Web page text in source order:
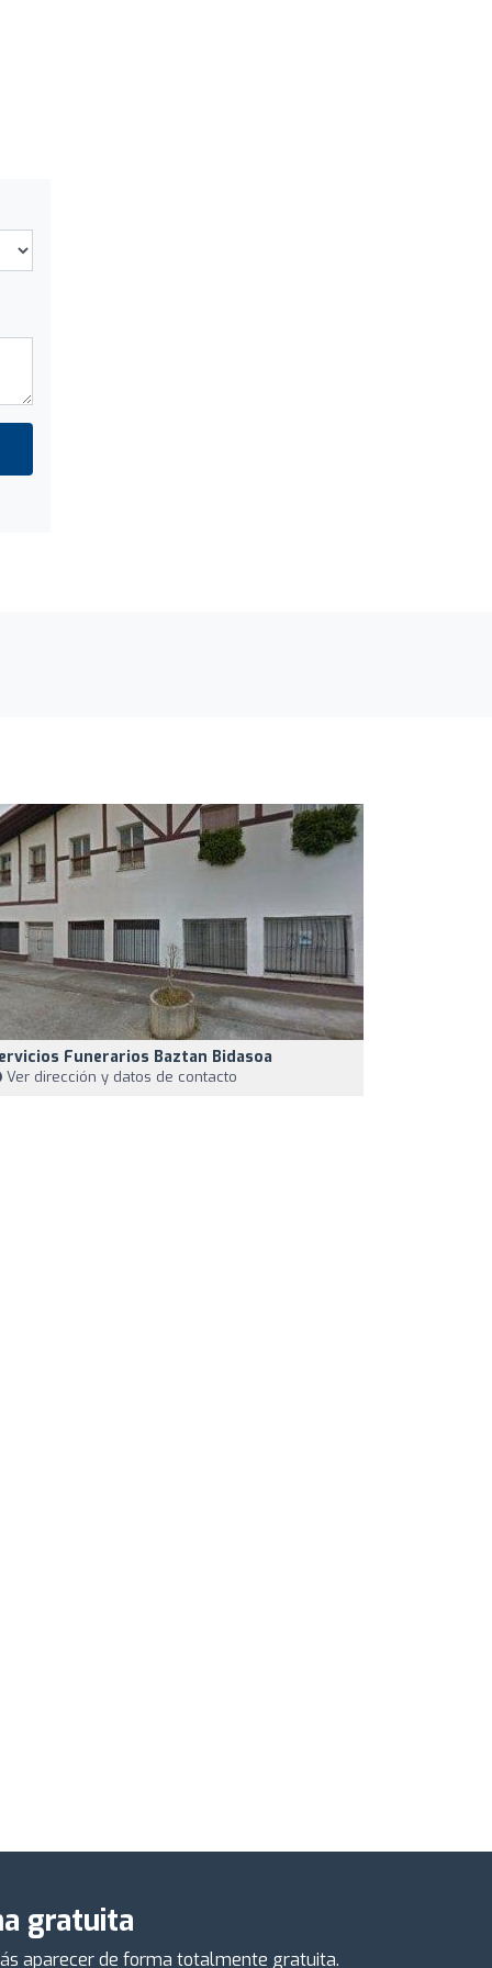
Funerarios Baztan Bidasoa
Ver dirección y datos de contacto
gratuita
aparecer de forma totalmente gratuita.